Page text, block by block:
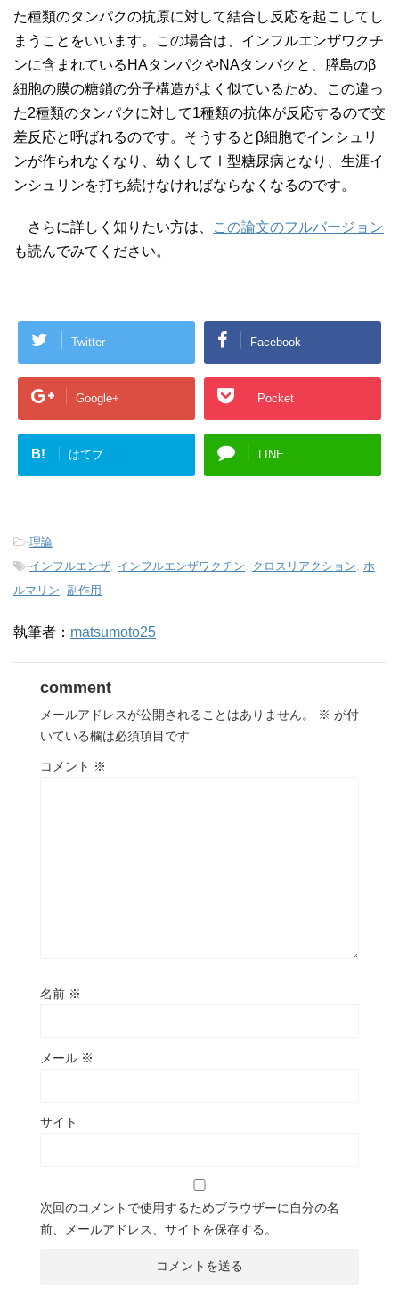
た種類のタンパクの抗原に対して結合し反応を起こしてし
まうことをいいます。この場合は、インフルエンザワクチ
ンに含まれているHAタンパクやNAタンパクと、膵島のβ
細胞の膜の糖鎖の分子構造がよく似ているため、この違っ
た2種類のタンパクに対して1種類の抗体が反応するので交
差反応と呼ばれるのです。そうするとβ細胞でインシュリ
ンが作られなくなり、幼くしてⅠ型糖尿病となり、生涯イ
ンシュリンを打ち続けなければならなくなるのです。
さらに詳しく知りたい方は、
この論文のフルバージョン
も読んでみてください。
Twitter Facebook
Google+ Pocket
B! はてブ LINE
-理論
-インフルエンザ インフルエンザワクチン クロスリアクション
ホ
ルマリン 副作用
執筆者： matsumoto25
comment
メールアドレスが公開されることはありません。 ※ が付
いている欄は必須項目です
コメント ※
名前 ※
メール ※
サイト
次回のコメントで使用するためブラウザーに自分の名
前、メールアドレス、サイトを保存する。